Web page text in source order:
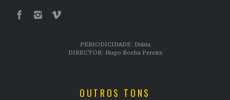
PERIODICIDADE: Diária
DIRECTOR: Hugo Rocha Pereira
OUTROS TONS